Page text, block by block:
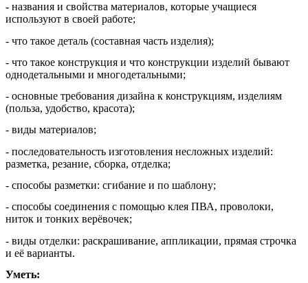
- названия и свойства материалов, которые учащиеся
используют в своей работе;
- что такое деталь (составная часть изделия);
- что такое конструкция и что конструкции изделий бывают
однодетальными и многодетальными;
- основные требования дизайна к конструкциям, изделиям
(польза, удобство, красота);
- виды материалов;
- последовательность изготовления несложных изделий:
разметка, резание, сборка, отделка;
- способы разметки: сгибание и по шаблону;
- способы соединения с помощью клея ПВА, проволоки,
ниток и тонких верёвочек;
- виды отделки: раскрашивание, аппликации, прямая строчка
и её варианты.
Уметь: